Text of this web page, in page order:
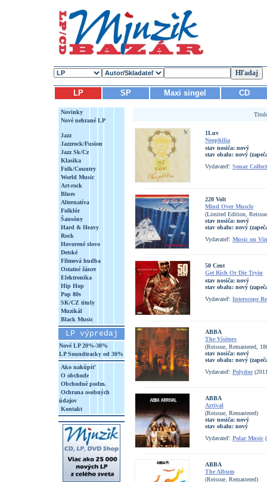
LP SP Maxi singel CD
Novinky
Nové nehrané LP
Jazz
Jazzrock/Fusion
Jazz Sk/Cz
Klasika
Folk/Country
World Music
Art-rock
Blues
Alternatíva
Folklór
Šansóny
Hard & Heavy
Rock
Hovorené slovo
Detské
Filmová hudba
Ostatné žánre
Elektronika
Hip Hop
Pop 80s
SK/CZ tituly
Muzikál
Black Music
LP výpredaj
Nové LP 20%-30%
LP Soundtracky od 30%
Ako nakúpiť
O obchode
Obchodné podm.
Ochrana osobných
údajov
Kontakt
1Luv
Neophilia
stav nosiča: nový
stav obalu: nový
Vydavateľ: Sonar
220 Volt
Mind Over Muscle
(Limited Edition,
stav nosiča: nový
stav obalu: nový
Vydavateľ: Music on
50 Cent
Get Rich Or Die Tryin
stav nosiča: nový
stav obalu: nový
Vydavateľ: Interscope
ABBA
The Visitors
(Reissue, Remastered,
stav nosiča: nový
stav obalu: nový
Vydavateľ: Polydor
ABBA
Arrival
(Reissue, Remastered)
stav nosiča: nový
stav obalu: nový
Vydavateľ: Polar Music
ABBA
The Album
(Reissue, Remastered)